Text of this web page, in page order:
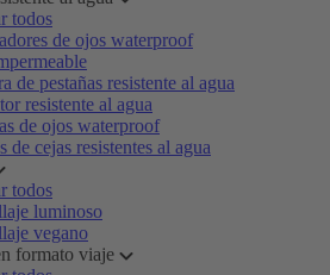
todos
de ojos waterproof
de pestañas resistente al agua
resistente al agua
de ojos waterproof
de cejas resistentes al agua
todos
luminoso
vegano
formato viaje